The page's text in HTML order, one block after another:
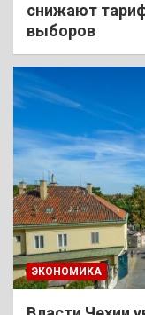
снижают
выборов
ЭКОНОМИКА